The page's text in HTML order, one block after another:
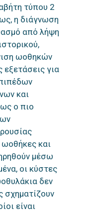
τύπου 2
η διάγνωση
από λήψη
ωοθηκών
εξετάσεις για
και
ο πιο
και
μέσω
οι κύστες
δεν
σχηματίζουν
είναι